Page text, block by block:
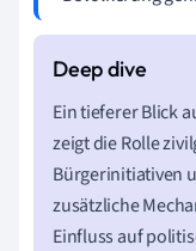
Ein tieferer Blick
zeigt die Rolle
Bürgerinitiativen
zusätzliche
Einfluss auf